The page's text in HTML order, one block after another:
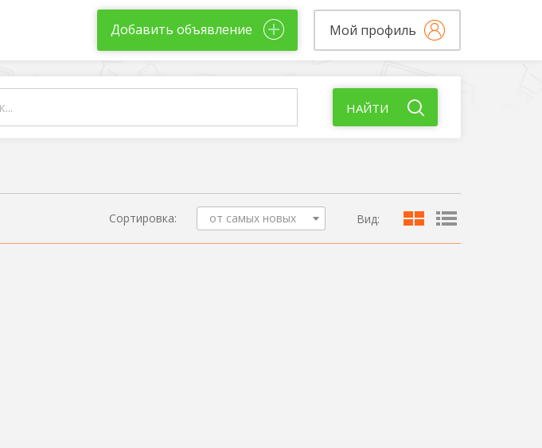
Добавить объявление Мой профиль
НАЙТИ
Сортировка: от самых новых Вид: